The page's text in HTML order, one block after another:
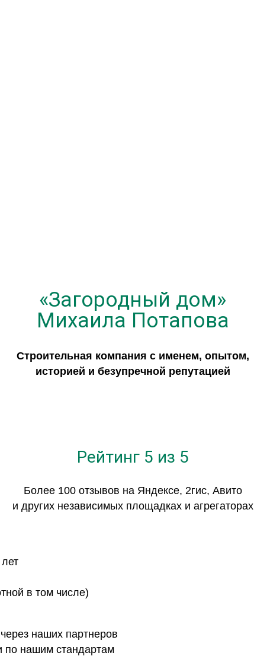
«Загородный дом»
Михаила Потапова
Строительная компания с именем, опытом,
историей и безупречной репутацией
Рейтинг 5 из 5
Более 100 отзывов на Яндексе, 2гис, Авито
и других независимых площадках и агрегаторах
в том числе)
наших партнеров
по нашим стандартам